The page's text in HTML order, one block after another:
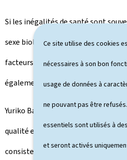
Ce site utilise des cookies
nécessaires à son bon
usage de données à
ne pouvant pas être
essentiels sont utilisés à
et seront activés
Si les inégalités de santé sont
sexe biologique, cette étude va au-
facteurs et contextes socio-
également impacter ces inégalités.
Yuriko Backes a remercié les
qualité et a souligné l'importance
consistera à utiliser les résultats